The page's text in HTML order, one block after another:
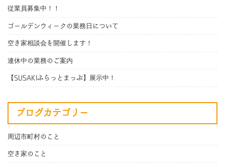
従業員募集中！！
ゴールデンウィークの業務日について
空き家相談会を開催します！
連休中の業務のご案内
【SUSAKIふらっとまっぷ】展示中！
ブログカテゴリー
周辺市町村のこと
空き家のこと